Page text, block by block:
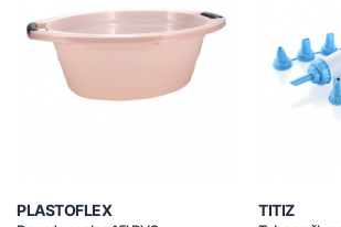
PLASTOFLEX TITIZ